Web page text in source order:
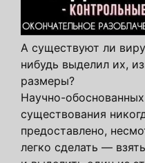
А существуют ли
нибудь выделил их,
размеры?
Научно-
существования
предоставлено,
легко сделать —